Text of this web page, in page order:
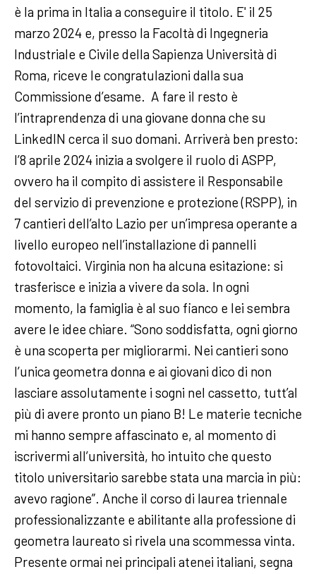
è la prima in Italia a conseguire il titolo. E' il 25
marzo 2024 e, presso la Facoltà di Ingegneria
Industriale e Civile della Sapienza Università di
Roma, riceve le congratulazioni dalla sua
Commissione d’esame. A fare il resto è
l’intraprendenza di una giovane donna che su
LinkedIN cerca il suo domani. Arriverà ben presto:
l’8 aprile 2024 inizia a svolgere il ruolo di ASPP,
ovvero ha il compito di assistere il Responsabile
del servizio di prevenzione e protezione (RSPP), in
7 cantieri dell’alto Lazio per un’impresa operante a
livello europeo nell’installazione di pannelli
fotovoltaici. Virginia non ha alcuna esitazione: si
trasferisce e inizia a vivere da sola. In ogni
momento, la famiglia è al suo fianco e lei sembra
avere le idee chiare. “Sono soddisfatta, ogni giorno
è una scoperta per migliorarmi. Nei cantieri sono
l’unica geometra donna e ai giovani dico di non
lasciare assolutamente i sogni nel cassetto, tutt’al
più di avere pronto un piano B! Le materie tecniche
mi hanno sempre affascinato e, al momento di
iscrivermi all’università, ho intuito che questo
titolo universitario sarebbe stata una marcia in più:
avevo ragione”. Anche il corso di laurea triennale
professionalizzante e abilitante alla professione di
geometra laureato si rivela una scommessa vinta.
Presente ormai nei principali atenei italiani, segna